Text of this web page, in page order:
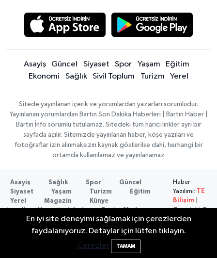
Asayiş Güncel Siyaset Spor Yaşam
Eğitim
Ekonomi
Sağlık Sivil Toplum Turizm Yerel
Sitede yayınlanan içerik ve yorumlardan yazarları sorumludur.
Yayınlanan yorumlardan Bartın Son Dakika Haberleri | Bartın Haber |
Bartın İnfo sorumlu tutulamaz. Sitedeki tüm harici linkler ayrı bir
sayfada açılır. Sitemizde yayınlanan haber, köşe yazıları ve
fotoğraflar izin alınmaksızın kaynak gösterilse dahi, herhangi bir
ortamda kullanılamaz ve yayınlanamaz
Asayiş Sağlık Spor
Güncel
Siyaset
Yaşam Turizm
Eğitim
Yerel
Magazin
Künye
Konaklama tesisleri
Bartın Medya
Haber
Yazılımı: TE
Bilişim
Copyright ©
2026
En iyi site deneyimi sağlamak için çerezlerden
faydalanıyoruz. Detaylar için lütfen tıklayın.
Çerezler
TAMAM
Bartın'da nem oranı yüzde 100'e ulaştı